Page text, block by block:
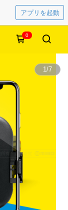
アプリを起動
0
1/7